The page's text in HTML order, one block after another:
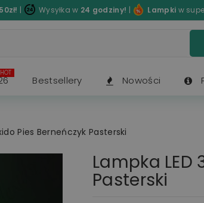
| Wysyłka w 24 godziny! | Lampki w
HOT
Bestsellery Nowości
Pies Berneńczyk Pasterski
Lampka LED
Pasterski